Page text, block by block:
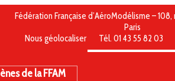
Fédération Française d’AéroModélisme – 108,
Paris
Nous géolocaliser
Tél. 01 43 55 82 03
de la FFAM